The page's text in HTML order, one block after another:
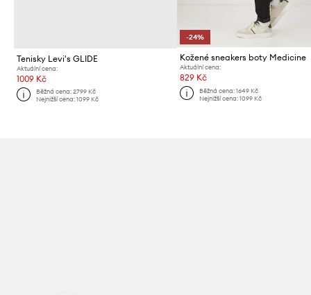
Tenisky Levi's GLIDE
Aktuální cena:
1009 Kč
Běžná cena:2799 Kč
Nejnižší cena:1099 Kč
-24%
Kožené sneakers boty Medicine
Aktuální cena:
829 Kč
Běžná cena: 1649 Kč
Nejnižší cena: 1099 Kč